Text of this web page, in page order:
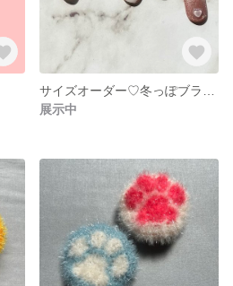
展示中